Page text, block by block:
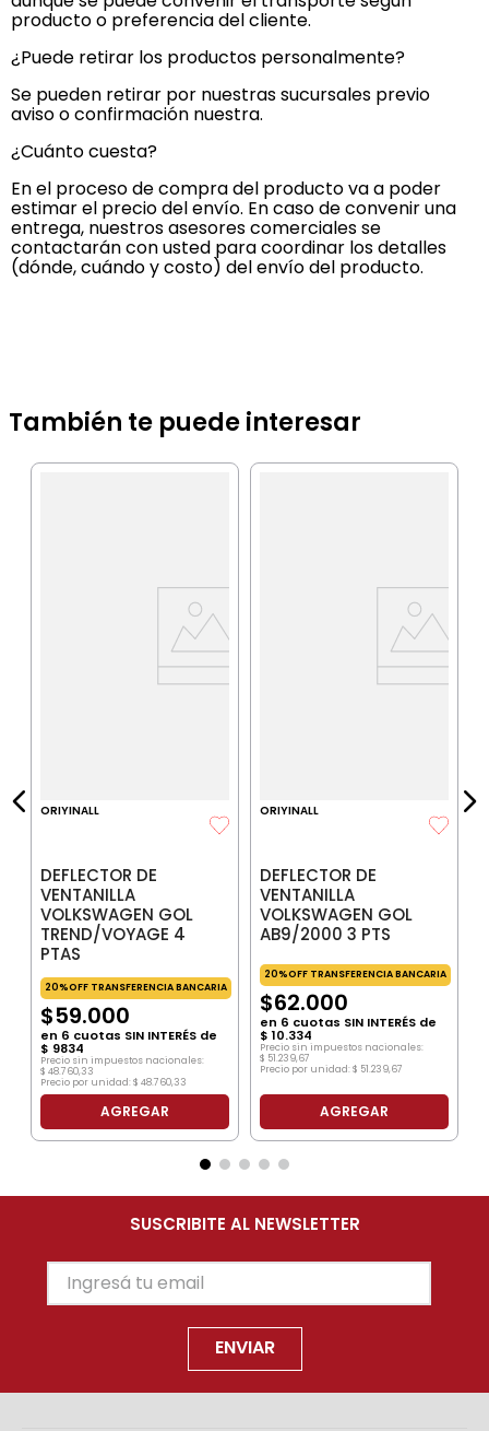
producto o preferencia del cliente.
¿Puede retirar los productos personalmente?
Se pueden retirar por nuestras sucursales previo
aviso o confirmación nuestra.
¿Cuánto cuesta?
En el proceso de compra del producto va a poder
estimar el precio del envío. En caso de convenir una
entrega, nuestros asesores comerciales se
contactarán con usted para coordinar los detalles
(dónde, cuándo y costo) del envío del producto.
También te puede interesar
ORIYINALL
DEFLECTOR DE
VENTANILLA
VOLKSWAGEN GOL
TREND/VOYAGE 4
PTAS
20%OFF TRANSFERENCIA BANCARIA
$59.000
en 6 cuotas SIN INTERÉS de
$ 9834
Precio sin impuestos nacionales:
$ 48.760,33
Precio por unidad:$ 48.760,33
AGREGAR
ORIYINALL
DEFLECTOR DE
VENTANILLA
VOLKSWAGEN GOL
AB9/2000 3 PTS
20%OFF TRANSFERENCIA BANCARIA
$62.000
en 6 cuotas SIN INTERÉS de
$ 10.334
Precio sin impuestos nacionales:
$ 51.239,67
Precio por unidad:$ 51.239,67
AGREGAR
SUSCRIBITE AL NEWSLETTER
ENVIAR